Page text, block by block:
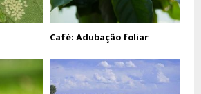
Café: Adubação foliar